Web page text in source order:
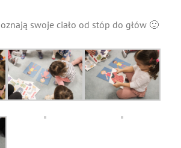
swoje ciało od stóp do głów 🙂